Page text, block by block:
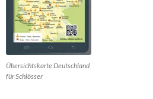
Übersichtskarte Deutschland
für Schlösser